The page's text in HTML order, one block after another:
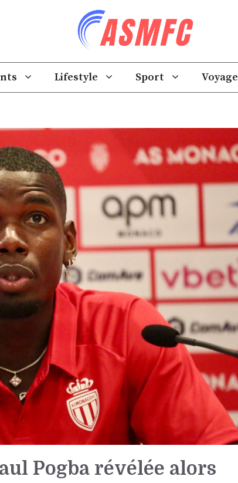
Lifestyle Sport Voyage
Pogba révélée alors